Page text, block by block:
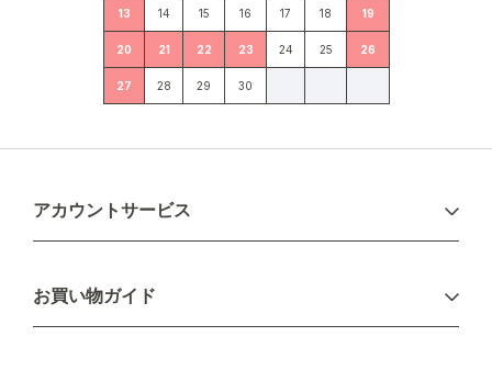
13 14 15 16 17 18 19
20 21 22 23 24 25 26
27 28 29 30
アカウントサービス
新規会員登録
お買い物ガイド